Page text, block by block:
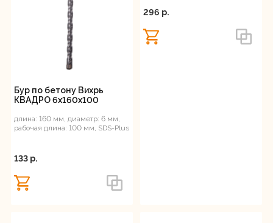
Бур по бетону Вихрь
КВАДРО 6x160x100
длина: 160 мм, диаметр: 6 мм,
рабочая длина: 100 мм, SDS-Plus
133 p.
296 p.